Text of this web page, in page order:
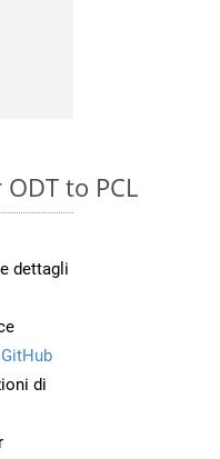
to PCL
dettagli
di